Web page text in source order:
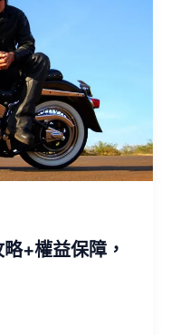
+權益保障，